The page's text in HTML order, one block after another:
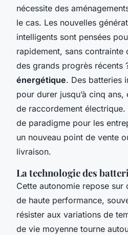
nécessite des
le cas. Les nouvelles
intelligents sont pensées
rapidement, sans contrainte
des grands progrès récents
énergétique. Des batteries
pour durer jusqu’à cinq
de raccordement électrique.
de paradigme pour les
un nouveau point de vente
livraison.
La technologie des
Cette autonomie repose sur
de haute performance,
résister aux variations de
de vie moyenne tourne